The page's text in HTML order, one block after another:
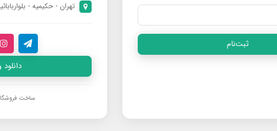
ثبت‌نام
تهران - حکیمیه -
ساخت